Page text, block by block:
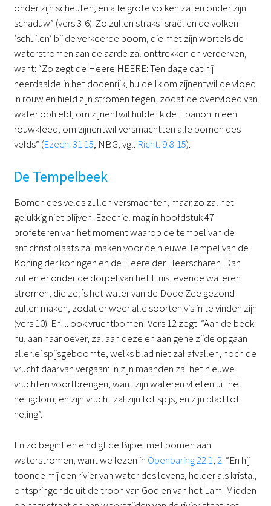
onder zijn scheuten; en alle grote volken zaten onder zijn
schaduw” (vers 3-6). Zo zullen straks Israël en de volken
‘schuilen’ bij de verkeerde boom, die met zijn wortels de
waterstromen aan de aarde zal onttrekken en verderven,
want: “Zo zegt de Heere HEERE: Ten dage dat hij
neerdaalde in het dodenrijk, hulde Ik om zijnentwil de vloed
in rouw en hield zijn stromen tegen, zodat de overvloed van
water ophield; om zijnentwil hulde Ik de Libanon in een
rouwkleed; om zijnentwil versmachtten alle bomen des
velds” (Ezech. 31:15, NBG; vgl. Richt. 9:8-15).
De Tempelbeek
Bomen des velds zullen versmachten, maar zo zal het
gelukkig niet blijven. Ezechiel mag in hoofdstuk 47
profeteren van het moment waarop de tempel van de
antichrist plaats zal maken voor de nieuwe Tempel van de
Koning der koningen en de Heere der Heerscharen. Dan
zullen er onder de dorpel van het Huis levende wateren
stromen, die zelfs het water van de Dode Zee gezond
zullen maken, zodat er weer alle soorten vis in te vinden zijn
(vers 10). En ... ook vruchtbomen! Vers 12 zegt: “Aan de beek
nu, aan haar oever, zal aan deze en aan gene zijde opgaan
allerlei spijsgeboomte, welks blad niet zal afvallen, noch de
vrucht daarvan vergaan; in zijn maanden zal het nieuwe
vruchten voortbrengen; want zijn wateren vlieten uit het
heiligdom; en zijn vrucht zal zijn tot spijs, en zijn blad tot
heling”.
En zo begint en eindigt de Bijbel met bomen aan
waterstromen, want we lezen in Openbaring 22:1,2: “En hij
toonde mij een rivier van water des levens, helder als kristal,
ontspringende uit de troon van God en van het Lam. Midden